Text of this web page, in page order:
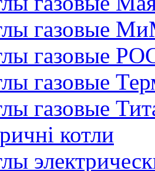
газовые
газовые
газовые
газовые
котли